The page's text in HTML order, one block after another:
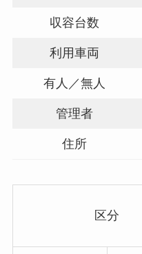
収容台数
利用車両
有人／無人
管理者
住所
区分